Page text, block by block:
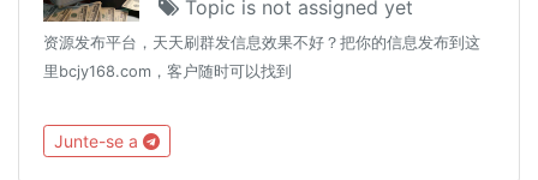
Topic is not assigned yet
资源发布平台，天天刷群发信息效果不好？把你的信息发布到这
里bcjy168.com，客户随时可以找到
Junte-se a